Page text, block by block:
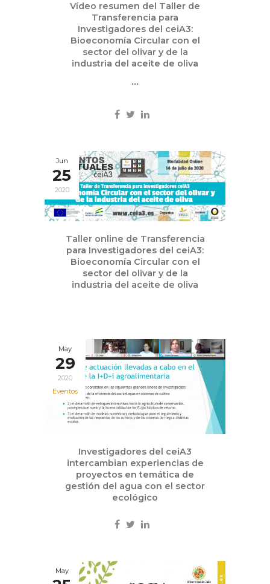
Vídeo resumen del Taller de
Transferencia para
Investigadores del ceiA3:
Bioeconomía Circular con el
sector del olivar y de la
industria del aceite de oliva
...
Jun
25
2020
Taller online de Transferencia
para Investigadores del ceiA3:
Bioeconomía Circular con el
sector del olivar y de la
industria del aceite de oliva
May
29
2020
Eventos
Investigadores del ceiA3
intercambian experiencias de
proyectos en temática de
gestión del agua con el sector
ecológico
May